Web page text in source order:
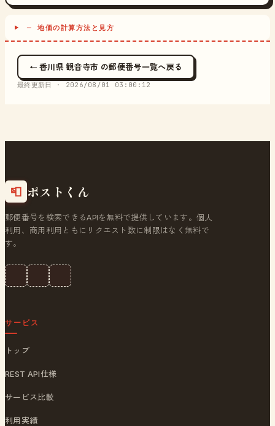
─ 地価の計算方法と見方
← 香川県 観音寺市 の郵便番号一覧へ戻る
最終更新日 · 2026/08/01 03:00:12
📮 ポストくん
郵便番号を検索できるAPIを無料で提供しています。個人
利用、商用利用ともにリクエスト数に制限はなく無料で
す。
サービス
トップ
REST API仕様
サービス比較
利用実績